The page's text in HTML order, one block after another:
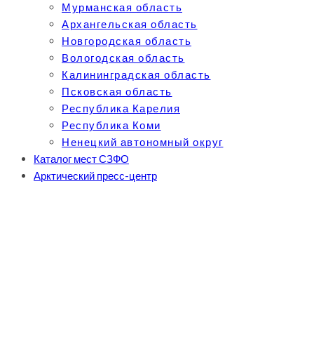
Мурманская область
Архангельская область
Новгородская область
Вологодская область
Калининградская область
Псковская область
Республика Карелия
Республика Коми
Ненецкий автономный округ
Каталог мест СЗФО
Арктический пресс-центр